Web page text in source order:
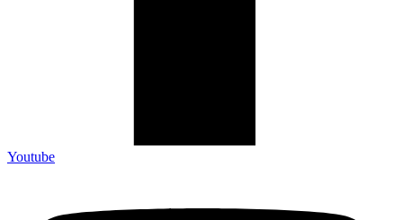
Youtube